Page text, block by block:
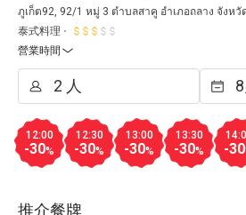
ภูเก็ต92, 92/1 หมู่ 3 ตำบลสาคู อำเภอถลาง จังหวั
泰式料理
營業時間
12:00
-30%
12:30
-30%
13:00
-30%
13:30
-30% -30
推介餐牌